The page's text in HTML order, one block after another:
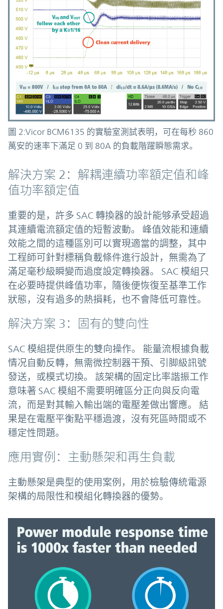
圖 2:Vicor BCM6135 的實驗室測試表明，可在每秒 860
萬安的速率下滿足 0 到 80A 的負載階躍瞬態需求。
解決方案 2：解耦連續功率額定值和峰
值功率額定值
重要的是，許多 SAC 轉換器的設計能够承受超過
其連續電流額定值的短暫波動。 峰值效能和連續
效能之間的這種區別可以實現適當的調整，其中
工程師可針對標稱負載條件進行設計，無需為了
滿足毫秒級瞬變而過度設定轉換器。 SAC 模組只
在必要時提供峰值功率，隨後便恢復至基準工作
狀態，沒有過多的熱損耗，也不會降低可靠性。
解決方案 3：固有的雙向性
SAC 模組提供原生的雙向操作。 能量流根據負載
情况自動反轉，無需微控制器干預、引脚級訊號
發送，或模式切換。 該架構的固定比率諧振工作
意味著 SAC 模組不需要明確區分正向與反向電
流，而是對其輸入輸出端的電壓差做出響應。 結
果是在電壓平衡點平穩過渡，沒有死區時間或不
穩定性問題。
應用實例：主動懸架和再生負載
主動懸架是典型的使用案例，用於檢驗傳統電源
架構的局限性和模組化轉換器的優勢。